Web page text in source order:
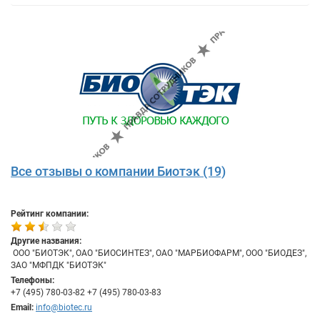
Все отзывы о компании Биотэк (19)
Рейтинг компании:
Другие названия:
​ ООО "БИОТЭК", ОАО "БИОСИНТЕЗ", ОАО "МАРБИОФАРМ", ООО "БИОДЕЗ",
ЗАО "МФПДК "БИОТЭК"
Телефоны:
+7 (495) 780-03-82 +7 (495) 780-03-83
Email: info@biotec.ru